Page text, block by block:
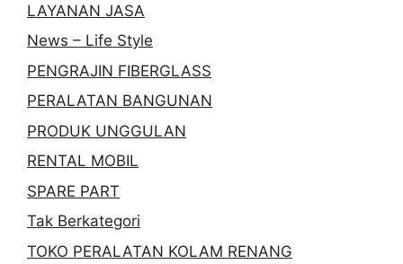
LAYANAN JASA
News – Life Style
PENGRAJIN FIBERGLASS
PERALATAN BANGUNAN
PRODUK UNGGULAN
RENTAL MOBIL
SPARE PART
Tak Berkategori
TOKO PERALATAN KOLAM RENANG